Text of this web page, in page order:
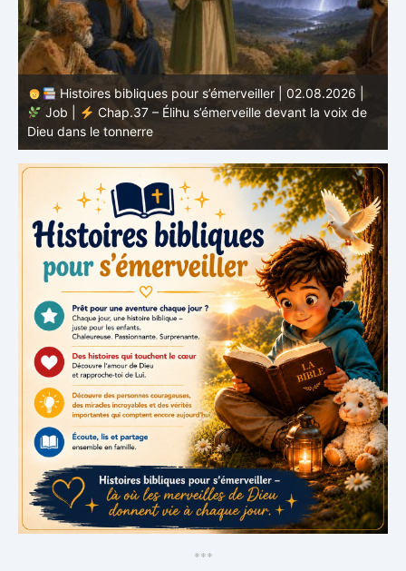
Histoires bibliques pour s’émerveiller | 02.08.2026 |
Job |
Chap.37 – Élihu s’émerveille devant la voix de
Dieu dans le tonnerre
***